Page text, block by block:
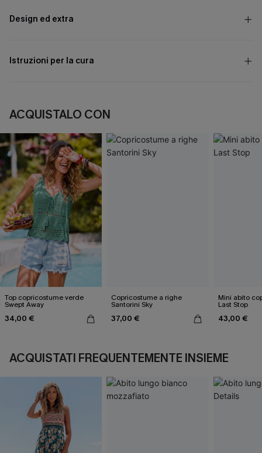
Design ed extra
Istruzioni per la cura
ACQUISTALO CON
Top copricostume verde
Swept Away
34,00 €
Copricostume a righe
Santorini Sky
37,00 €
Mini abito
Last Stop
43,00 €
ACQUISTATI FREQUENTEMENTE INSIEME